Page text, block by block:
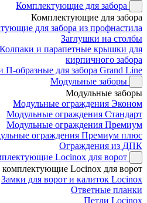
Комплектующие для забора
Комплектующие для забора
для забора из профнастила
Заглушки на столбы
Колпаки и парапетные крышки для
кирпичного забора
П-образные для забора Grand Line
Модульные заборы
Модульные заборы
Модульные ограждения Эконом
Модульные ограждения Стандарт
Модульные ограждения Премиум
ограждения Премиум плюс
Ограждения из ДПК
Locinox для ворот
Locinox для ворот
Замки для ворот и калиток Locinox
Ответные планки
Петли Locinox